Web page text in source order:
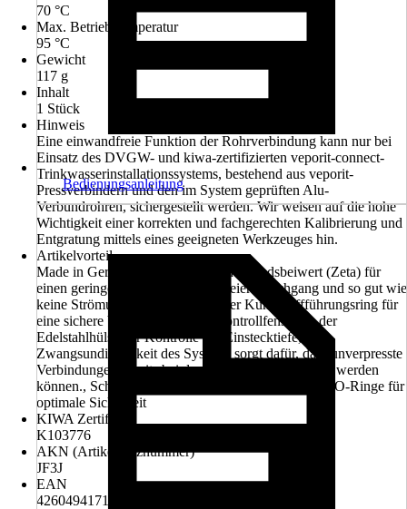
70 °C
Max. Betriebstemperatur
95 °C
Gewicht
117 g
Inhalt
1 Stück
Hinweis
Eine einwandfreie Funktion der Rohrverbindung kann nur bei
Einsatz des DVGW- und kiwa-zertifizierten veporit-connect-
Trinkwasserinstallationssystems, bestehend aus veporit-
Pressverbindern und den im System geprüften Alu-
Verbundrohren, sichergestellt werden. Wir weisen auf die hohe
Wichtigkeit einer korrekten und fachgerechten Kalibrierung und
Entgratung mittels eines geeigneten Werkzeuges hin.
Artikelvorteil
Made in Germany, Sehr guter Widerstandsbeiwert (Zeta) für
einen geringeren Druckverlust, Freier Durchgang und so gut wie
keine Strömungsgeräusche, Stabiler Kunststoffführungsring für
eine sichere Verpressung, Drei Kontrollfenster in der
Edelstahlhülse zur Kontrolle der Einstecktiefe, Die
Zwangsundichtigkeit des Systems sorgt dafür, dass unverpresste
Verbindungen bereits bei der Druckprobe lokalisiert werden
können., Schnelle und einfache Verarbeitung, Zwei O-Ringe für
optimale Sicherheit
KIWA Zertifikat
K103776
AKN (Artikelkurznummer)
JF3J
EAN
4260494171839
Bedienungsanleitung